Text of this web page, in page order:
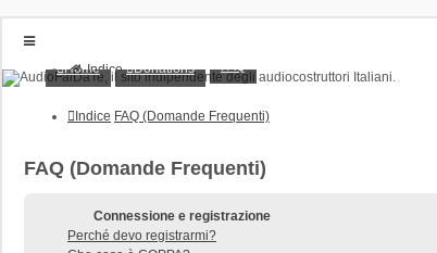
Indice
Home
FAQ
Home
Iscriviti
Home Donations
Indice FAQ (Domande Frequenti)
FAQ (Domande Frequenti)
Connessione e registrazione
Perché devo registrarmi?